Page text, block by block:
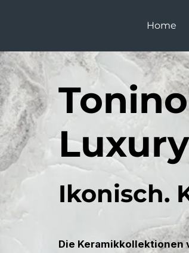
Home
Ikonisch.
Die Keramikkollektionen